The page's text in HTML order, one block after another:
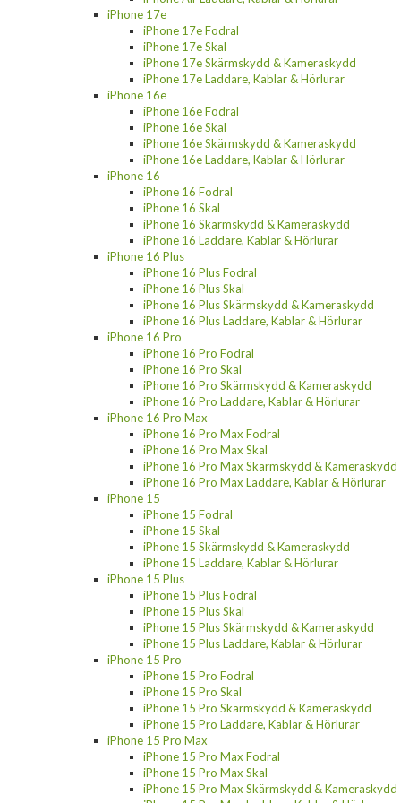
iPhone 17e
iPhone 17e Fodral
iPhone 17e Skal
iPhone 17e Skärmskydd & Kameraskydd
iPhone 17e Laddare, Kablar & Hörlurar
iPhone 16e
iPhone 16e Fodral
iPhone 16e Skal
iPhone 16e Skärmskydd & Kameraskydd
iPhone 16e Laddare, Kablar & Hörlurar
iPhone 16
iPhone 16 Fodral
iPhone 16 Skal
iPhone 16 Skärmskydd & Kameraskydd
iPhone 16 Laddare, Kablar & Hörlurar
iPhone 16 Plus
iPhone 16 Plus Fodral
iPhone 16 Plus Skal
iPhone 16 Plus Skärmskydd & Kameraskydd
iPhone 16 Plus Laddare, Kablar & Hörlurar
iPhone 16 Pro
iPhone 16 Pro Fodral
iPhone 16 Pro Skal
iPhone 16 Pro Skärmskydd & Kameraskydd
iPhone 16 Pro Laddare, Kablar & Hörlurar
iPhone 16 Pro Max
iPhone 16 Pro Max Fodral
iPhone 16 Pro Max Skal
iPhone 16 Pro Max Skärmskydd & Kameraskydd
iPhone 16 Pro Max Laddare, Kablar & Hörlurar
iPhone 15
iPhone 15 Fodral
iPhone 15 Skal
iPhone 15 Skärmskydd & Kameraskydd
iPhone 15 Laddare, Kablar & Hörlurar
iPhone 15 Plus
iPhone 15 Plus Fodral
iPhone 15 Plus Skal
iPhone 15 Plus Skärmskydd & Kameraskydd
iPhone 15 Plus Laddare, Kablar & Hörlurar
iPhone 15 Pro
iPhone 15 Pro Fodral
iPhone 15 Pro Skal
iPhone 15 Pro Skärmskydd & Kameraskydd
iPhone 15 Pro Laddare, Kablar & Hörlurar
iPhone 15 Pro Max
iPhone 15 Pro Max Fodral
iPhone 15 Pro Max Skal
iPhone 15 Pro Max Skärmskydd & Kameraskydd